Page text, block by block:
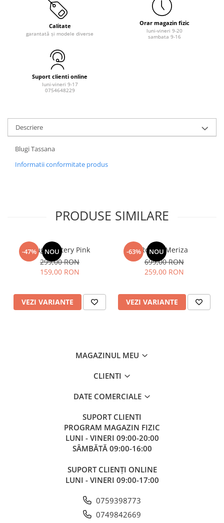
Calitate
garantată și modele diverse
Orar magazin fizic
luni-vineri 9-20
sambata 9-16
Suport clienti online
luni-vineri 9-17
0754648229
Descriere
Blugi Tassana
Informatii conformitate produs
PRODUSE SIMILARE
-47% NOU
Blugi Pantery Pink
299,00 RON
159,00 RON
VEZI VARIANTE
-63% NOU
Rochie Meriza
699,00 RON
259,00 RON
VEZI VARIANTE
MAGAZINUL MEU
CLIENTI
DATE COMERCIALE
SUPORT CLIENTI
PROGRAM MAGAZIN FIZIC
LUNI - VINERI 09:00-20:00
SÂMBĂTĂ 09:00-16:00
SUPORT CLIENȚI ONLINE
LUNI - VINERI 09:00-17:00
0759398773
0749842669